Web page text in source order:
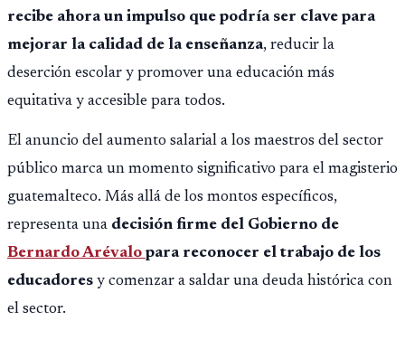
recibe ahora un impulso que podría ser clave para
mejorar la calidad de la enseñanza, reducir la
deserción escolar y promover una educación más
equitativa y accesible para todos.
El anuncio del aumento salarial a los maestros del sector
público marca un momento significativo para el magisterio
guatemalteco. Más allá de los montos específicos,
representa una decisión firme del Gobierno de
Bernardo Arévalo para reconocer el trabajo de los
educadores y comenzar a saldar una deuda histórica con
el sector.